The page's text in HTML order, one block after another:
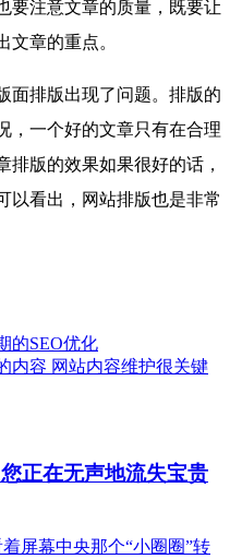
要注意文章的质量，既要让
文章的重点。
面排版出现了问题。排版的
，一个好的文章只有在合理
排版的效果如果很好的话，
以看出，网站排版也是非常
的SEO优化
内容 网站内容维护很关键
正在无声地流失宝贵
屏幕中央那个“小圈圈”转